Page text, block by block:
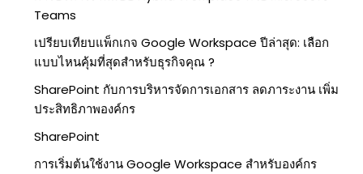
Teams
เปรียบเทียบแพ็กเกจ Google Workspace ปีล่าสุด: เลือก
แบบไหนคุ้มที่สุดสำหรับธุรกิจคุณ ?
SharePoint กับการบริหารจัดการเอกสาร ลดภาระงาน เพิ่ม
ประสิทธิภาพองค์กร
SharePoint
การเริ่มต้นใช้งาน Google Workspace สำหรับองค์กร